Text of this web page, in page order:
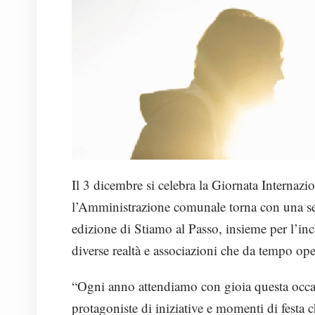
Il 3 dicembre si celebra la Giornata
l’Amministrazione comunale torna con una
edizione di Stiamo al Passo, insieme per
diverse realtà e associazioni che da tempo
“Ogni anno attendiamo con gioia questa
protagoniste di iniziative e momenti di festa